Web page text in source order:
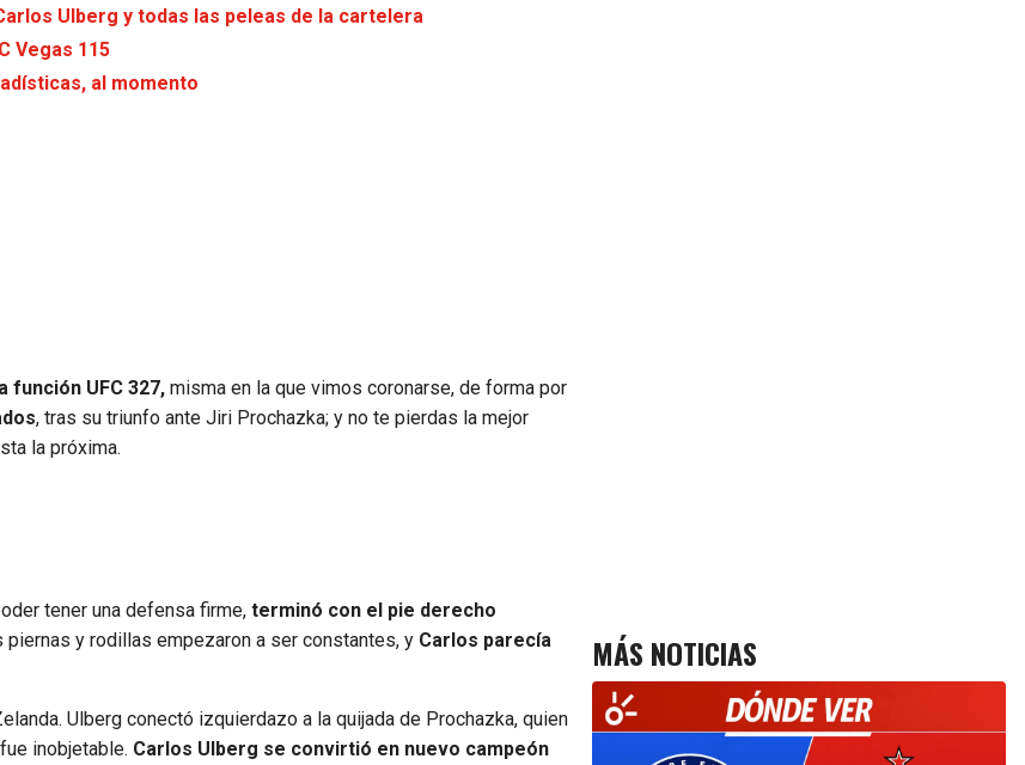
Ulberg y todas las peleas de la cartelera
Vegas 115
al momento
función UFC 327, misma en la que vimos coronarse, de forma por
, tras su triunfo ante Jiri Prochazka; y no te pierdas la mejor
la próxima.
tener una defensa firme, terminó con el pie derecho
piernas y rodillas empezaron a ser constantes, y Carlos parecía
Ulberg conectó izquierdazo a la quijada de Prochazka, quien
inobjetable. Carlos Ulberg se convirtió en nuevo campeón
MÁS NOTICIAS